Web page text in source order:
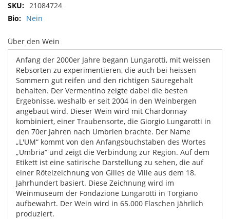
21084724
Nein
Über den Wein
Anfang der 2000er Jahre begann Lungarotti, mit weissen
Rebsorten zu experimentieren, die auch bei heissen
Sommern gut reifen und den richtigen Säuregehalt
behalten. Der Vermentino zeigte dabei die besten
Ergebnisse, weshalb er seit 2004 in den Weinbergen
angebaut wird. Dieser Wein wird mit Chardonnay
kombiniert, einer Traubensorte, die Giorgio Lungarotti in
den 70er Jahren nach Umbrien brachte. Der Name
„L'UM“ kommt von den Anfangsbuchstaben des Wortes
„Umbria“ und zeigt die Verbindung zur Region. Auf dem
Etikett ist eine satirische Darstellung zu sehen, die auf
einer Rötelzeichnung von Gilles de Ville aus dem 18.
Jahrhundert basiert. Diese Zeichnung wird im
Weinmuseum der Fondazione Lungarotti in Torgiano
aufbewahrt. Der Wein wird in 65.000 Flaschen jährlich
produziert.